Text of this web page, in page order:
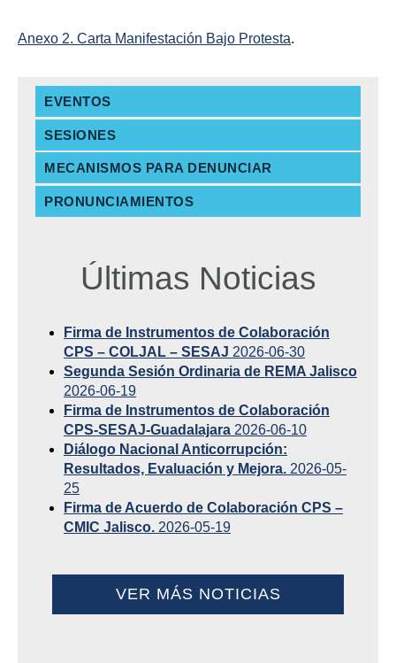
Anexo 2. Carta Manifestación Bajo Protesta.
EVENTOS
SESIONES
MECANISMOS PARA DENUNCIAR
PRONUNCIAMIENTOS
Últimas Noticias
Firma de Instrumentos de Colaboración
CPS – COLJAL – SESAJ 2026-06-30
Segunda Sesión Ordinaria de REMA Jalisco
2026-06-19
Firma de Instrumentos de Colaboración
CPS-SESAJ-Guadalajara 2026-06-10
Diálogo Nacional Anticorrupción:
Resultados, Evaluación y Mejora. 2026-05-
25
Firma de Acuerdo de Colaboración CPS –
CMIC Jalisco. 2026-05-19
VER MÁS NOTICIAS